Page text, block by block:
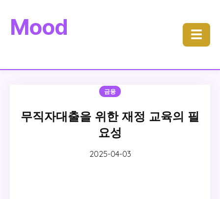
Mood ☰
금융
무직자대출을 위한 재정 교육의 필
요성
2025-04-03